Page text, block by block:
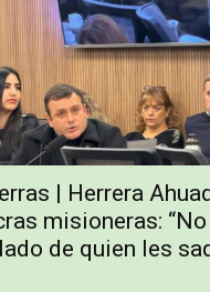
| Herrera
misioneras:
de quien les